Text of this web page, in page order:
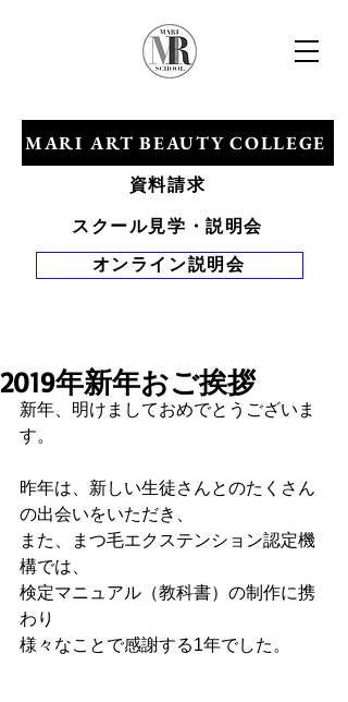
スクール見学・説明会
資料請求
MARI ART BEAUTY COLLEGE
オンライン説明会
2019年新年おご挨拶
新年、明けましておめでとうございま
す。
昨年は、新しい生徒さんとのたくさん
の出会いをいただき、
また、まつ毛エクステンション認定機
構では、
検定マニュアル（教科書）の制作に携
わり
様々なことで感謝する1年でした。